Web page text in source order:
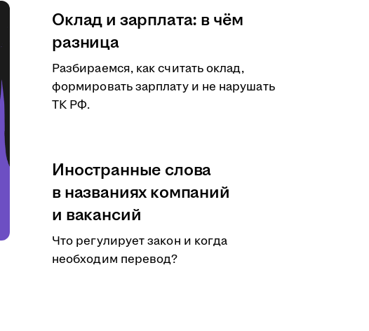
Оклад и зарплата: в чём
разница
Разбираемся, как считать оклад,
формировать зарплату и не нарушать
ТК РФ.
Иностранные слова
в названиях компаний
и вакансий
Что регулирует закон и когда
необходим перевод?